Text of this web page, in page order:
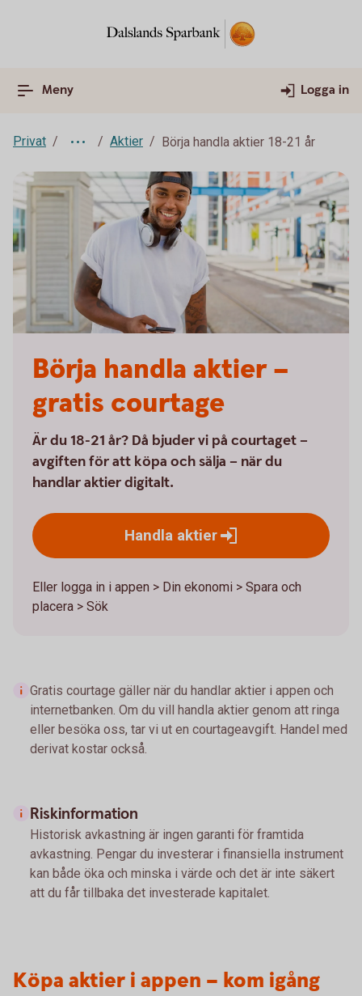
Meny Logga in
Privat Aktier Börja handla aktier 18-21 år
Börja handla aktier –
gratis courtage
Är du 18-21 år? Då bjuder vi på courtaget –
avgiften för att köpa och sälja – när du
handlar aktier digitalt.
Handla aktier
Eller logga in i appen > Din ekonomi > Spara och
placera > Sök
Gratis courtage gäller när du handlar aktier i appen och
internetbanken. Om du vill handla aktier genom att ringa
eller besöka oss, tar vi ut en courtageavgift. Handel med
derivat kostar också.
Riskinformation
Historisk avkastning är ingen garanti för framtida
avkastning. Pengar du investerar i finansiella instrument
kan både öka och minska i värde och det är inte säkert
att du får tillbaka det investerade kapitalet.
Köpa aktier i appen – kom igång